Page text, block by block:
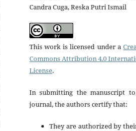
Candra Cuga, Reska Putri Ismail
This work is licensed under a
Commons Attribution 4.0
License.
In submitting the manuscript
journal, the authors certify that:
They are authorized by